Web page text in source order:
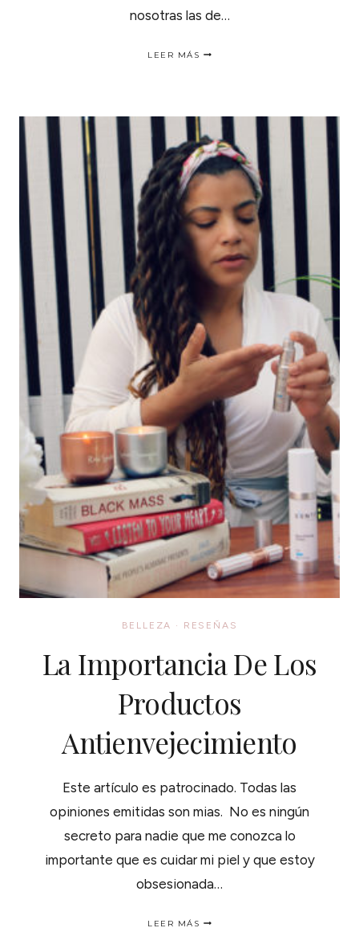
nosotras las de…
LEER MÁS
PRIMAVERA
BELLEZA · RESEÑAS
La Importancia De Los
Productos
Antienvejecimiento
Este artículo es patrocinado. Todas las
opiniones emitidas son mias. No es ningún
secreto para nadie que me conozca lo
importante que es cuidar mi piel y que estoy
obsesionada…
LEER MÁS